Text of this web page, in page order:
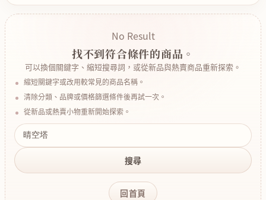
No Result
找不到符合條件的商品。
可以換個關鍵字、縮短搜尋詞，或從新品與熱賣商品重新探索。
縮短關鍵字或改用較常見的商品名稱。
清除分類、品牌或價格篩選條件後再試一次。
從新品或熱賣小物重新開始探索。
搜尋
回首頁